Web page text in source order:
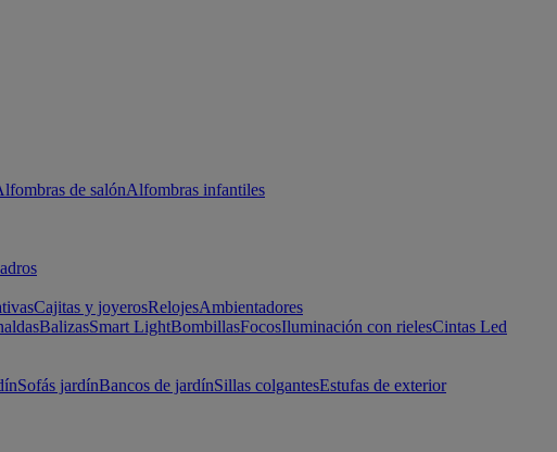
de salónAlfombras infantiles
Cajitas y joyerosRelojesAmbientadores
BalizasSmart LightBombillasFocosIluminación con rielesCintas Led
Sofás jardínBancos de jardínSillas colgantesEstufas de exterior